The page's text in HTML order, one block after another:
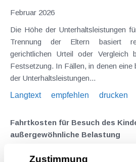
Zustimmung
Februar 2026
Die Höhe der Unterhaltsleistungen
Trennung der Eltern basiert
gerichtlichen Urteil oder Vergleich
Festsetzung. In Fällen, in denen eine
der Unterhaltsleistungen...
Langtext
empfehlen drucken
Fahrtkosten für Besuch des
außergewöhnliche Belastung